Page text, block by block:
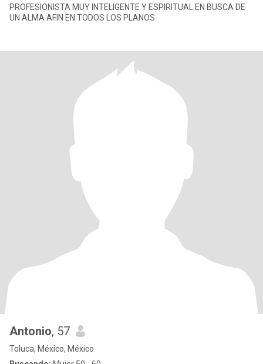
PROFESIONISTA MUY INTELIGENTE Y ESPIRITUAL EN BUSCA DE
UN ALMA AFIN EN TODOS LOS PLANOS
Antonio, 57
Toluca, México, México